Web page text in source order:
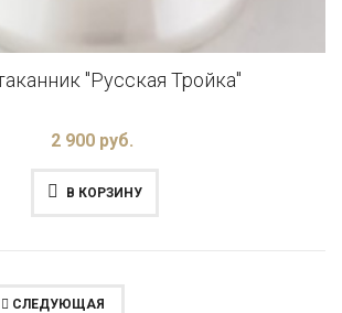
"Русская Тройка"
2 900 руб.
В КОРЗИНУ
СЛЕДУЮЩАЯ